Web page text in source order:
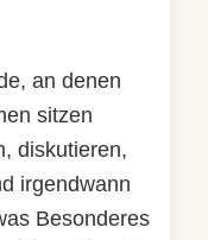
an denen
sitzen
diskutieren,
irgendwann
Besonderes